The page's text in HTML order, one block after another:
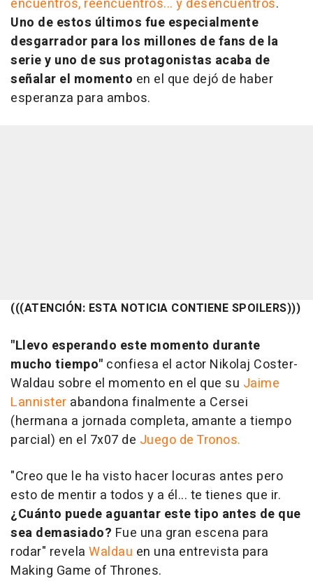
encuentros, reencuentros... y desencuentros.
Uno de estos últimos fue especialmente
desgarrador para los millones de fans de la
serie y uno de sus protagonistas acaba de
señalar el momento en el que dejó de haber
esperanza para ambos.
(((ATENCIÓN: ESTA NOTICIA CONTIENE SPOILERS)))
"Llevo esperando este momento durante
mucho tiempo" confiesa el actor Nikolaj Coster-
Waldau sobre el momento en el que su Jaime
Lannister abandona finalmente a Cersei
(hermana a jornada completa, amante a tiempo
parcial) en el 7x07 de Juego de Tronos.
"Creo que le ha visto hacer locuras antes pero
esto de mentir a todos y a él... te tienes que ir.
¿Cuánto puede aguantar este tipo antes de que
sea demasiado? Fue una gran escena para
rodar" revela Waldau en una entrevista para
Making Game of Thrones.